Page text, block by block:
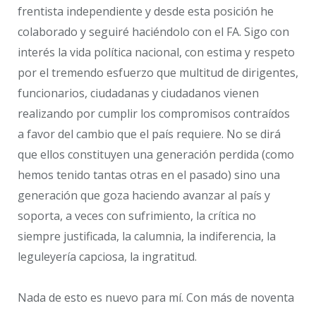
frentista independiente y desde esta posición he
colaborado y seguiré haciéndolo con el FA. Sigo con
interés la vida política nacional, con estima y respeto
por el tremendo esfuerzo que multitud de dirigentes,
funcionarios, ciudadanas y ciudadanos vienen
realizando por cumplir los compromisos contraídos
a favor del cambio que el país requiere. No se dirá
que ellos constituyen una generación perdida (como
hemos tenido tantas otras en el pasado) sino una
generación que goza haciendo avanzar al país y
soporta, a veces con sufrimiento, la crítica no
siempre justificada, la calumnia, la indiferencia, la
leguleyería capciosa, la ingratitud.
Nada de esto es nuevo para mí. Con más de noventa